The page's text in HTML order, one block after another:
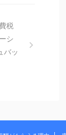
税
シ
バッ